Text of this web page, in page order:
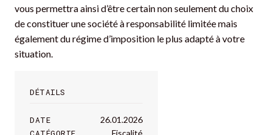
vous permettra ainsi d’être certain non seulement du choix
de constituer une société à responsabilité limitée mais
également du régime d’imposition le plus adapté à votre
situation.
DÉTAILS
DATE 26.01.2026
Fiscalité